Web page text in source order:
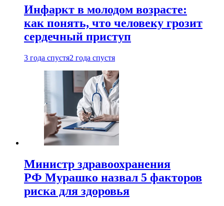
Инфаркт в молодом возрасте:
как понять, что человеку грозит
сердечный приступ
3 года спустя2 года спустя
Министр здравоохранения
РФ Мурашко назвал 5 факторов
риска для здоровья